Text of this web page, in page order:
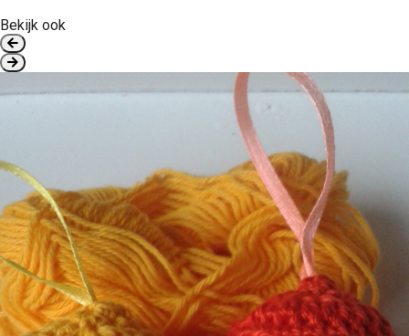
Bekijk ook